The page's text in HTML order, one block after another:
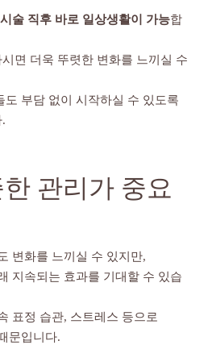
시술 직후 바로 일상생활이 가능합
면 더욱 뚜렷한 변화를 느끼실 수
도 부담 없이 시작하실 수 있도록
관리가 중요
변화를 느끼실 수 있지만,
지속되는 효과를 기대할 수 있습
표정 습관, 스트레스 등으로
문입니다.